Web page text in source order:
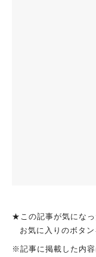
★この記事が気にな
お気に入りのボタ
※記事に掲載した内